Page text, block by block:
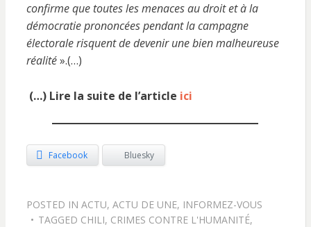
confirme que toutes les menaces au droit et à la
démocratie prononcées pendant la campagne
électorale risquent de devenir une bien malheureuse
réalité».(…)
(…) Lire la suite de l’article ici
Facebook Bluesky
POSTED IN ACTU, ACTU DE UNE, INFORMEZ-VOUS
TAGGED CHILI, CRIMES CONTRE L'HUMANITÉ,